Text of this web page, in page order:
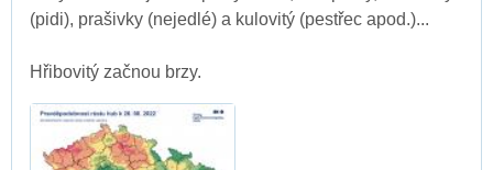
(pidi), prašivky (nejedlé) a kulovitý (pestřec apod.)...
Hřibovitý začnou brzy.